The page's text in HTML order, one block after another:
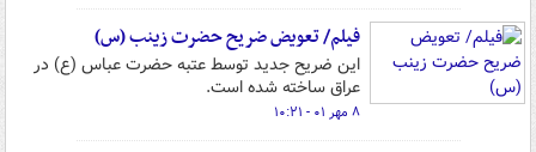
فیلم/ تعویض ضریح حضرت زینب (س)
این ضریح جدید توسط عتبه حضرت عباس (ع) در
عراق ساخته شده است.
۸ مهر ۰۱ - ۱۰:۲۱